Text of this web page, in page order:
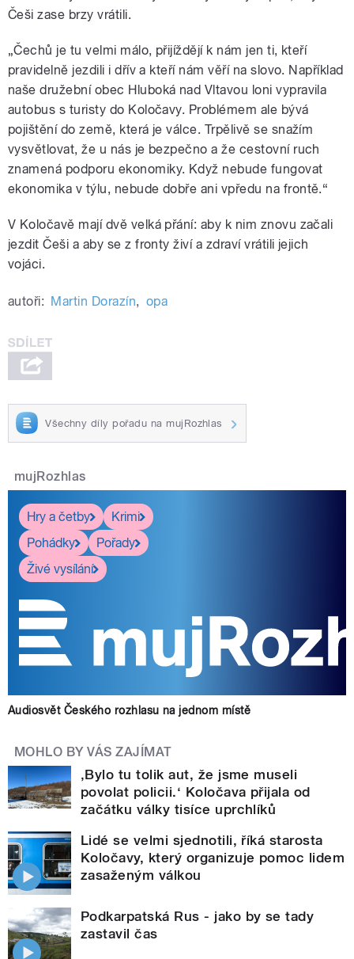
Češi zase brzy vrátili.
„Čechů je tu velmi málo, přijíždějí k nám jen ti, kteří
pravidelně jezdili i dřív a kteří nám věří na slovo. Například
naše družební obec Hluboká nad Vltavou loni vypravila
autobus s turisty do Koločavy. Problémem ale bývá
pojištění do země, která je válce. Trpělivě se snažím
vysvětlovat, že u nás je bezpečno a že cestovní ruch
znamená podporu ekonomiky. Když nebude fungovat
ekonomika v týlu, nebude dobře ani vpředu na frontě.“
V Koločavě mají dvě velká přání: aby k nim znovu začali
jezdit Češi a aby se z fronty živí a zdraví vrátili jejich
vojáci.
autoři: Martin Dorazín, opa
Všechny díly pořadu na mujRozhlas
mujRozhlas
Hry a četby
Krimi
Pohádky
Pořady
Živé vysílání
Audiosvět Českého rozhlasu na jednom místě
MOHLO BY VÁS ZAJÍMAT
‚Bylo tu tolik aut, že jsme museli
povolat policii.‘ Koločava přijala od
začátku války tisíce uprchlíků
Lidé se velmi sjednotili, říká starosta
Koločavy, který organizuje pomoc lidem
zasaženým válkou
Podkarpatská Rus - jako by se tady
zastavil čas